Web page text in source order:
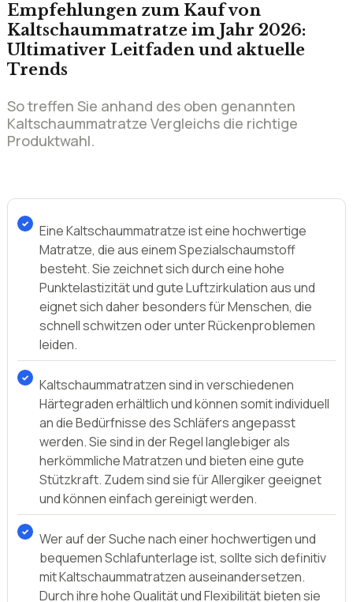
Empfehlungen zum Kauf von
Kaltschaummatratze im Jahr 2026:
Ultimativer Leitfaden und aktuelle
Trends
So treffen Sie anhand des oben genannten
Kaltschaummatratze Vergleichs die richtige
Produktwahl.
Eine Kaltschaummatratze ist eine hochwertige
Matratze, die aus einem Spezialschaumstoff
besteht. Sie zeichnet sich durch eine hohe
Punktelastizität und gute Luftzirkulation aus und
eignet sich daher besonders für Menschen, die
schnell schwitzen oder unter Rückenproblemen
leiden.
Kaltschaummatratzen sind in verschiedenen
Härtegraden erhältlich und können somit individuell
an die Bedürfnisse des Schläfers angepasst
werden. Sie sind in der Regel langlebiger als
herkömmliche Matratzen und bieten eine gute
Stützkraft. Zudem sind sie für Allergiker geeignet
und können einfach gereinigt werden.
Wer auf der Suche nach einer hochwertigen und
bequemen Schlafunterlage ist, sollte sich definitiv
mit Kaltschaummatratzen auseinandersetzen.
Durch ihre hohe Qualität und Flexibilität bieten sie